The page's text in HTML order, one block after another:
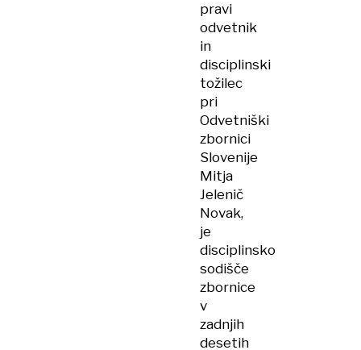
pravi
odvetnik
in
disciplinski
tožilec
pri
Odvetniški
zbornici
Slovenije
Mitja
Jelenič
Novak,
je
disciplinsko
sodišče
zbornice
v
zadnjih
desetih